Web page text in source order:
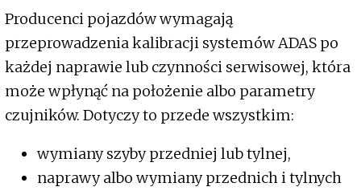
Producenci pojazdów wymagają
przeprowadzenia kalibracji systemów ADAS po
każdej naprawie lub czynności serwisowej, która
może wpłynąć na położenie albo parametry
czujników. Dotyczy to przede wszystkim:
wymiany szyby przedniej lub tylnej,
naprawy albo wymiany przednich i tylnych